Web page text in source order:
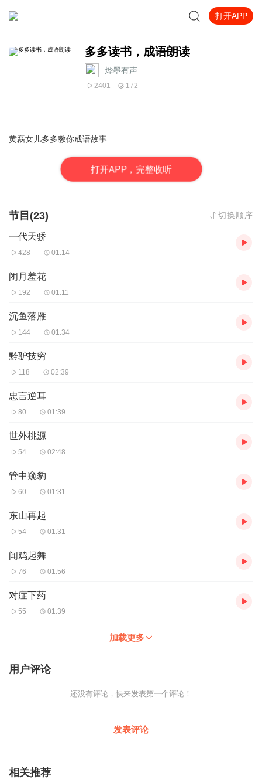
打开APP
多多读书，成语朗读
烨墨有声
2401 172
黄磊女儿多多教你成语故事
打开APP，完整收听
节目(23) 切换顺序
一代天骄
428 01:14
闭月羞花
192 01:11
沉鱼落雁
144 01:34
黔驴技穷
118 02:39
忠言逆耳
80 01:39
世外桃源
54 02:48
管中窥豹
60 01:31
东山再起
54 01:31
闻鸡起舞
76 01:56
对症下药
55 01:39
加载更多
用户评论
还没有评论，快来发表第一个评论！
发表评论
相关推荐